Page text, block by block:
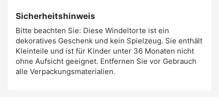
Sicherheitshinweis
Bitte beachten Sie: Diese Windeltorte ist ein
dekoratives Geschenk und kein Spielzeug. Sie enthält
Kleinteile und ist für Kinder unter 36 Monaten nicht
ohne Aufsicht geeignet. Entfernen Sie vor Gebrauch
alle Verpackungsmaterialien.